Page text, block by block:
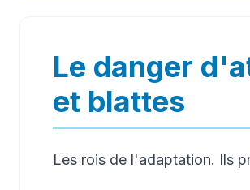
Le danger
et blattes
Les rois de l'adaptation. Ils